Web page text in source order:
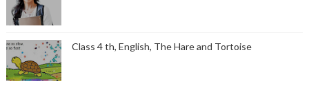
Class 4 th, English, The Hare and Tortoise